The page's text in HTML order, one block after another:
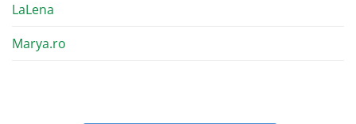
LaLena
Marya.ro